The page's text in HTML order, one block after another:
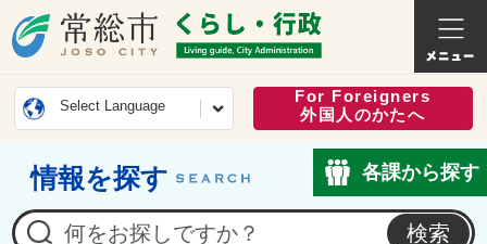
常総市公式ホームページ
くらし
Select Language
For Foreigners
外国人のかたへ
情報を探す 各課から探す